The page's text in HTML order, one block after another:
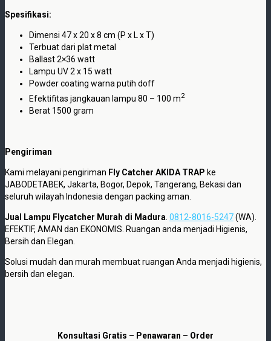
Spesifikasi:
Dimensi 47 x 20 x 8 cm (P x L x T)
Terbuat dari plat metal
Ballast 2×36 watt
Lampu UV 2 x 15 watt
Powder coating warna putih doff
Efektifitas jangkauan lampu 80 – 100 m2
Berat 1500 gram
Pengiriman
Kami melayani pengiriman Fly Catcher AKIDA TRAP ke
JABODETABEK, Jakarta, Bogor, Depok, Tangerang, Bekasi dan
seluruh wilayah Indonesia dengan packing aman.
Jual Lampu Flycatcher Murah di Madura 0812-8016-5247(WA).
EFEKTIF, AMAN dan EKONOMIS. Ruangan anda menjadi Higienis,
Bersih dan Elegan.
Solusi mudah dan murah membuat ruangan Anda menjadi higienis,
bersih dan elegan.
Konsultasi Gratis – Penawaran – Order